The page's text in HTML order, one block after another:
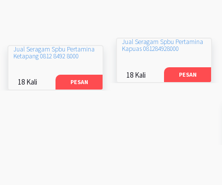
Jual Seragam Spbu Pertamina
Kapuas 081284928000
18 Kali PESAN
Jual Seragam Spbu Pertamina
Ketapang 0812 8492 8000
18 Kali PESAN